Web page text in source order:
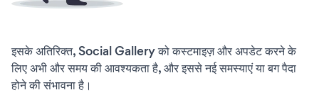
इसके अतिरिक्त, Social Gallery को कस्टमाइज़ और अपडेट करने के
लिए अभी और समय की आवश्यकता है, और इससे नई समस्याएं या बग पैदा
होने की संभावना है।